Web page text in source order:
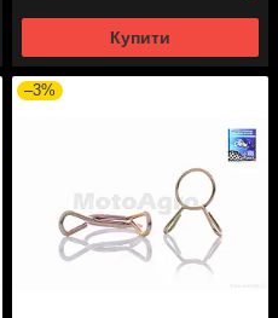
Купити
–3%